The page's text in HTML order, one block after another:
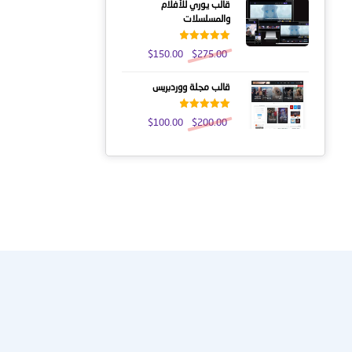
قالب يوري للأفلام
والمسلسلات
تم التقييم
5.00من 5
$275.00
$150.00
قالب مجلة ووردبريس
تم التقييم
5.00من 5
$200.00
$100.00